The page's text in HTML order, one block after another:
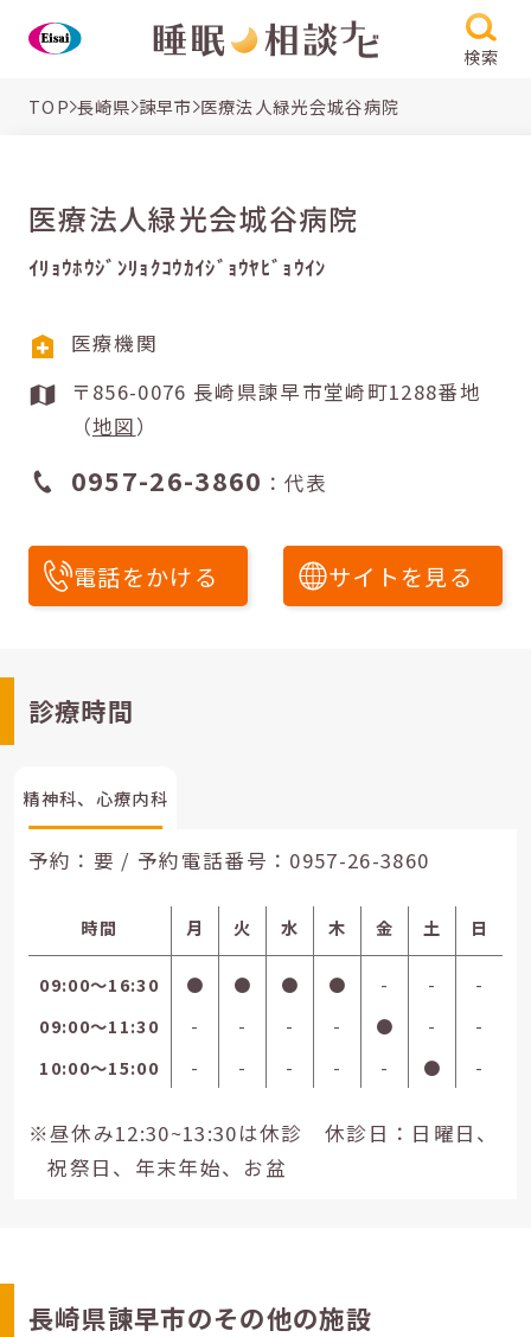
検索
TOP 長崎県 諫早市 医療法人緑光会城谷病院
医療法人緑光会城谷病院
ｲﾘｮｳﾎｳｼﾞﾝﾘｮｸｺｳｶｲｼﾞｮｳﾔﾋﾞｮｳｲﾝ
医療機関
〒856-0076 長崎県諫早市堂崎町1288番地
（地図）
0957-26-3860 ：代表
電話をかける サイトを見る
診療時間
精神科、心療内科
予約：要 / 予約電話番号： 0957-26-3860
時間 月 火 水 木 金 土 日
09:00〜16:30 ● ● ● ● - -
-
09:00〜11:30
- - - - ● -
-
10:00〜15:00
- - - - - ● -
※昼休み12:30~13:30は休診 休診日：日曜日、
祝祭日、年末年始、お盆
長崎県諫早市のその他の施設